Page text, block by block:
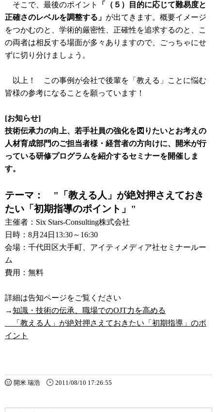
そこで、最後のポイント
「（５）目的に応じて難易度と
正確さのレベルを調整する」 が出てきます。概要イメージ
をつかむのと、学術的厳密性、正確性を追求するのと、こ
の両者は相反する場面が多々ありますので、ごっちゃにせ
ずに切り分けましょう。
以上！ この事例が会社で後輩を「教える」ことに悩む
皆様の参考になることを願っています！
[お知らせ]
技術伝承力の向上、若手社員の強化を図りたいとお考えの
人材育成部門のご担当者様・経営者の方向けに、開米が行
っている研修プログラムを紹介するセミナーを開催しま
す。
テーマ： "「教える人」が絶対押さえておき
たい「初期指導のポイント」"
主催者：Six Stars-Consulting株式会社
日時：8月24日13:30～16:30
会場：千代田区大手町、アイティメディア社セミナールー
ム
費用：無料
詳細は告知ページをご覧ください
→知識・技術の伝承、職場でのOJT力を高める
「教える人」が絶対押さえておきたい「初期指導」のポ
イント
開米 瑞浩 2011/08/10 17:26:55